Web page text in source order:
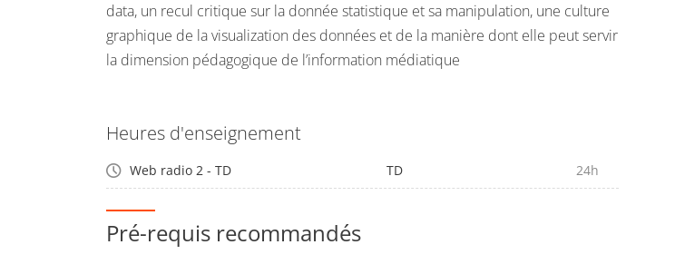
data, un recul critique sur la donnée statistique et sa manipulation, une culture
graphique de la visualization des données et de la manière dont elle peut servir
la dimension pédagogique de l’information médiatique
Heures d'enseignement
Web radio 2 - TD TD 24h
Pré-requis recommandés